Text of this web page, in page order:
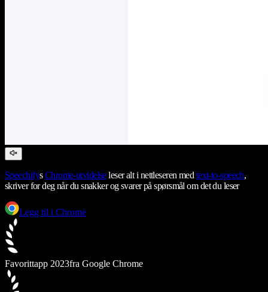
SpeechifysChrome-utvidelseleser alt i nettleseren med text-to-speech,
skriver for deg når du snakker og svarer på spørsmål om det du leser
Legg til i Chrome
Favorittapp 2023fra Google Chrome